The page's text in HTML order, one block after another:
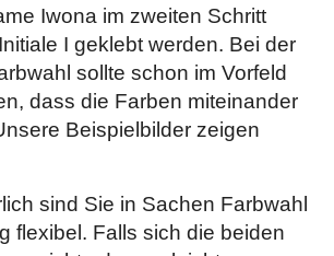
Iwona im zweiten Schritt
I geklebt werden. Bei der
sollte schon im Vorfeld
dass die Farben miteinander
Beispielbilder zeigen
sind Sie in Sachen Farbwahl
flexibel. Falls sich die beiden